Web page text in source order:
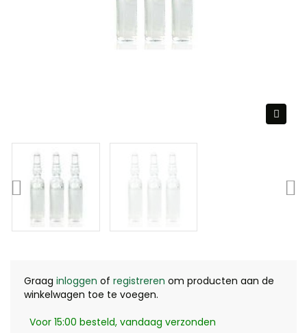
Graag inloggen of registreren om producten aan de
winkelwagen toe te voegen.
Voor 15:00 besteld, vandaag verzonden